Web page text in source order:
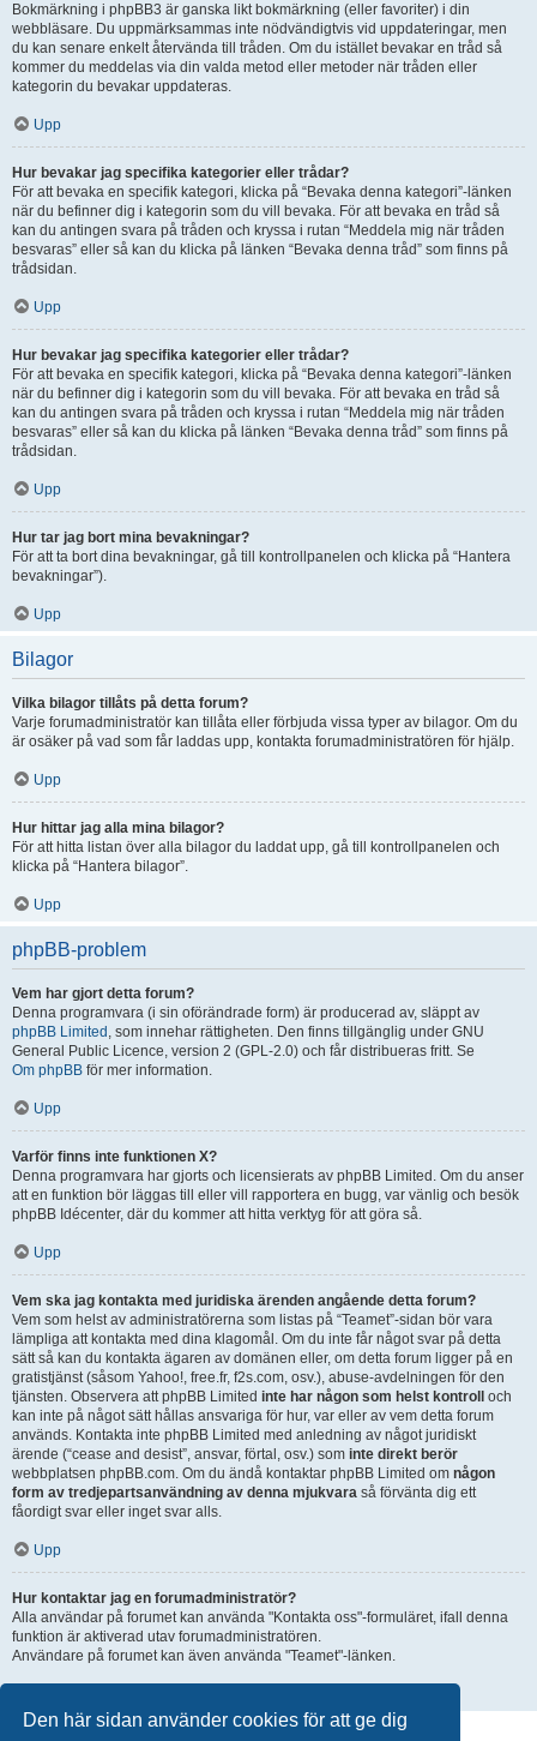
Den här sidan använder cookies för att ge dig
Bokmärkning i phpBB3 är ganska likt bokmärkning (eller favoriter) i din
webbläsare. Du uppmärksammas inte nödvändigtvis vid uppdateringar, men
du kan senare enkelt återvända till tråden. Om du istället bevakar en tråd så
kommer du meddelas via din valda metod eller metoder när tråden eller
kategorin du bevakar uppdateras.
Upp
Hur bevakar jag specifika kategorier eller trådar?
För att bevaka en specifik kategori, klicka på “Bevaka denna kategori”-länken
när du befinner dig i kategorin som du vill bevaka. För att bevaka en tråd så
kan du antingen svara på tråden och kryssa i rutan “Meddela mig när tråden
besvaras” eller så kan du klicka på länken “Bevaka denna tråd” som finns på
trådsidan.
Upp
Hur bevakar jag specifika kategorier eller trådar?
För att bevaka en specifik kategori, klicka på “Bevaka denna kategori”-länken
när du befinner dig i kategorin som du vill bevaka. För att bevaka en tråd så
kan du antingen svara på tråden och kryssa i rutan “Meddela mig när tråden
besvaras” eller så kan du klicka på länken “Bevaka denna tråd” som finns på
trådsidan.
Upp
Hur tar jag bort mina bevakningar?
För att ta bort dina bevakningar, gå till kontrollpanelen och klicka på “Hantera
bevakningar”).
Upp
Bilagor
Vilka bilagor tillåts på detta forum?
Varje forumadministratör kan tillåta eller förbjuda vissa typer av bilagor. Om du
är osäker på vad som får laddas upp, kontakta forumadministratören för hjälp.
Upp
Hur hittar jag alla mina bilagor?
För att hitta listan över alla bilagor du laddat upp, gå till kontrollpanelen och
klicka på “Hantera bilagor”.
Upp
phpBB-problem
Vem har gjort detta forum?
Denna programvara (i sin oförändrade form) är producerad av, släppt av
phpBB Limited , som innehar rättigheten. Den finns tillgänglig under GNU
General Public Licence, version 2 (GPL-2.0) och får distribueras fritt. Se
Om phpBB för mer information.
Upp
Varför finns inte funktionen X?
Denna programvara har gjorts och licensierats av phpBB Limited. Om du anser
att en funktion bör läggas till eller vill rapportera en bugg, var vänlig och besök
phpBB Idécenter, där du kommer att hitta verktyg för att göra så.
Upp
Vem ska jag kontakta med juridiska ärenden angående detta forum?
Vem som helst av administratörerna som listas på “Teamet”-sidan bör vara
lämpliga att kontakta med dina klagomål. Om du inte får något svar på detta
sätt så kan du kontakta ägaren av domänen eller, om detta forum ligger på en
gratistjänst (såsom Yahoo!, free.fr, f2s.com, osv.), abuse-avdelningen för den
tjänsten. Observera att phpBB Limited inte har någon som helst kontroll
och
kan inte på något sätt hållas ansvariga för hur, var eller av vem detta forum
används. Kontakta inte phpBB Limited med anledning av något juridiskt
ärende (“cease and desist”, ansvar, förtal, osv.) som inte direkt berör
webbplatsen phpBB.com. Om du ändå kontaktar phpBB Limited om någon
form av tredjepartsanvändning av denna mjukvara så förvänta dig ett
fåordigt svar eller inget svar alls.
Upp
Hur kontaktar jag en forumadministratör?
Alla användar på forumet kan använda "Kontakta oss"-formuläret, ifall denna
funktion är aktiverad utav forumadministratören.
Användare på forumet kan även använda "Teamet"-länken.